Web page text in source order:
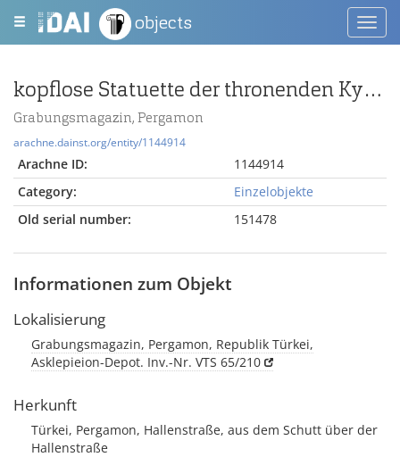
objects
kopflose Statuette der thronenden Kybele
Grabungsmagazin, Pergamon
arachne.dainst.org/entity/1144914
Arachne ID:
1144914
Category:
Einzelobjekte
Old serial number:
151478
Informationen zum Objekt
Lokalisierung
Grabungsmagazin, Pergamon, Republik Türkei,
Asklepieion-Depot. Inv.-Nr. VTS 65/210
Herkunft
Türkei, Pergamon, Hallenstraße, aus dem Schutt über der
Hallenstraße